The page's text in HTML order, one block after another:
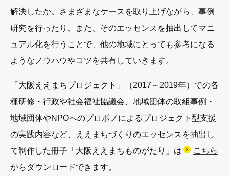
解決したか。さまざまなケースを取り上げながら、事例
研究を行ったり、また、そのエッセンスを抽出してマニ
ュアル化を行うことで、他の地域にとっても参考になる
ようなノウハウやコツを共有していきます。
「大阪ええまちプロジェクト」（2017～2019年）での各
種研修・行政や社会福祉協議会、地域団体の取組事例・
地域団体やNPOへのプロボノによるプロジェクト型支援
の実践内容など、ええまちづくりのエッセンスを抽出し
て制作した冊子「大阪ええまちものがたり」は
こちら
からダウンロードできます。